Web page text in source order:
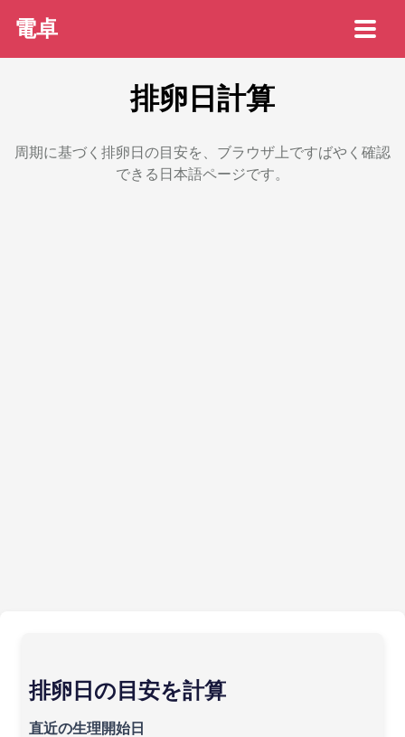
電卓
排卵日計算
周期に基づく排卵日の目安を、ブラウザ上ですばやく確認
できる日本語ページです。
排卵日の目安を計算
直近の生理開始日